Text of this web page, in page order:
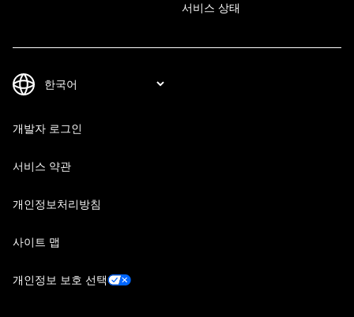
서비스 상태
개발자 로그인
서비스 약관
개인정보처리방침
사이트 맵
개인정보 보호 선택